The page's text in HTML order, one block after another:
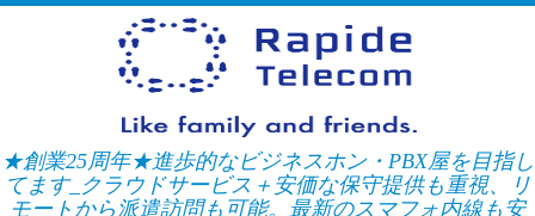
Skip
★創業25周年★進歩的なビジネスホン・PBX屋を目指し
てます_クラウドサービス＋安価な保守提供も重視、リ
モートから派遣訪問も可能。最新のスマフォ内線も安